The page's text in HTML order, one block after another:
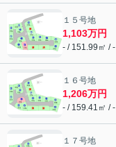
１５号地
1,103万円
- / 151.99㎡ / -
１６号地
1,206万円
- / 159.41㎡ / -
１７号地